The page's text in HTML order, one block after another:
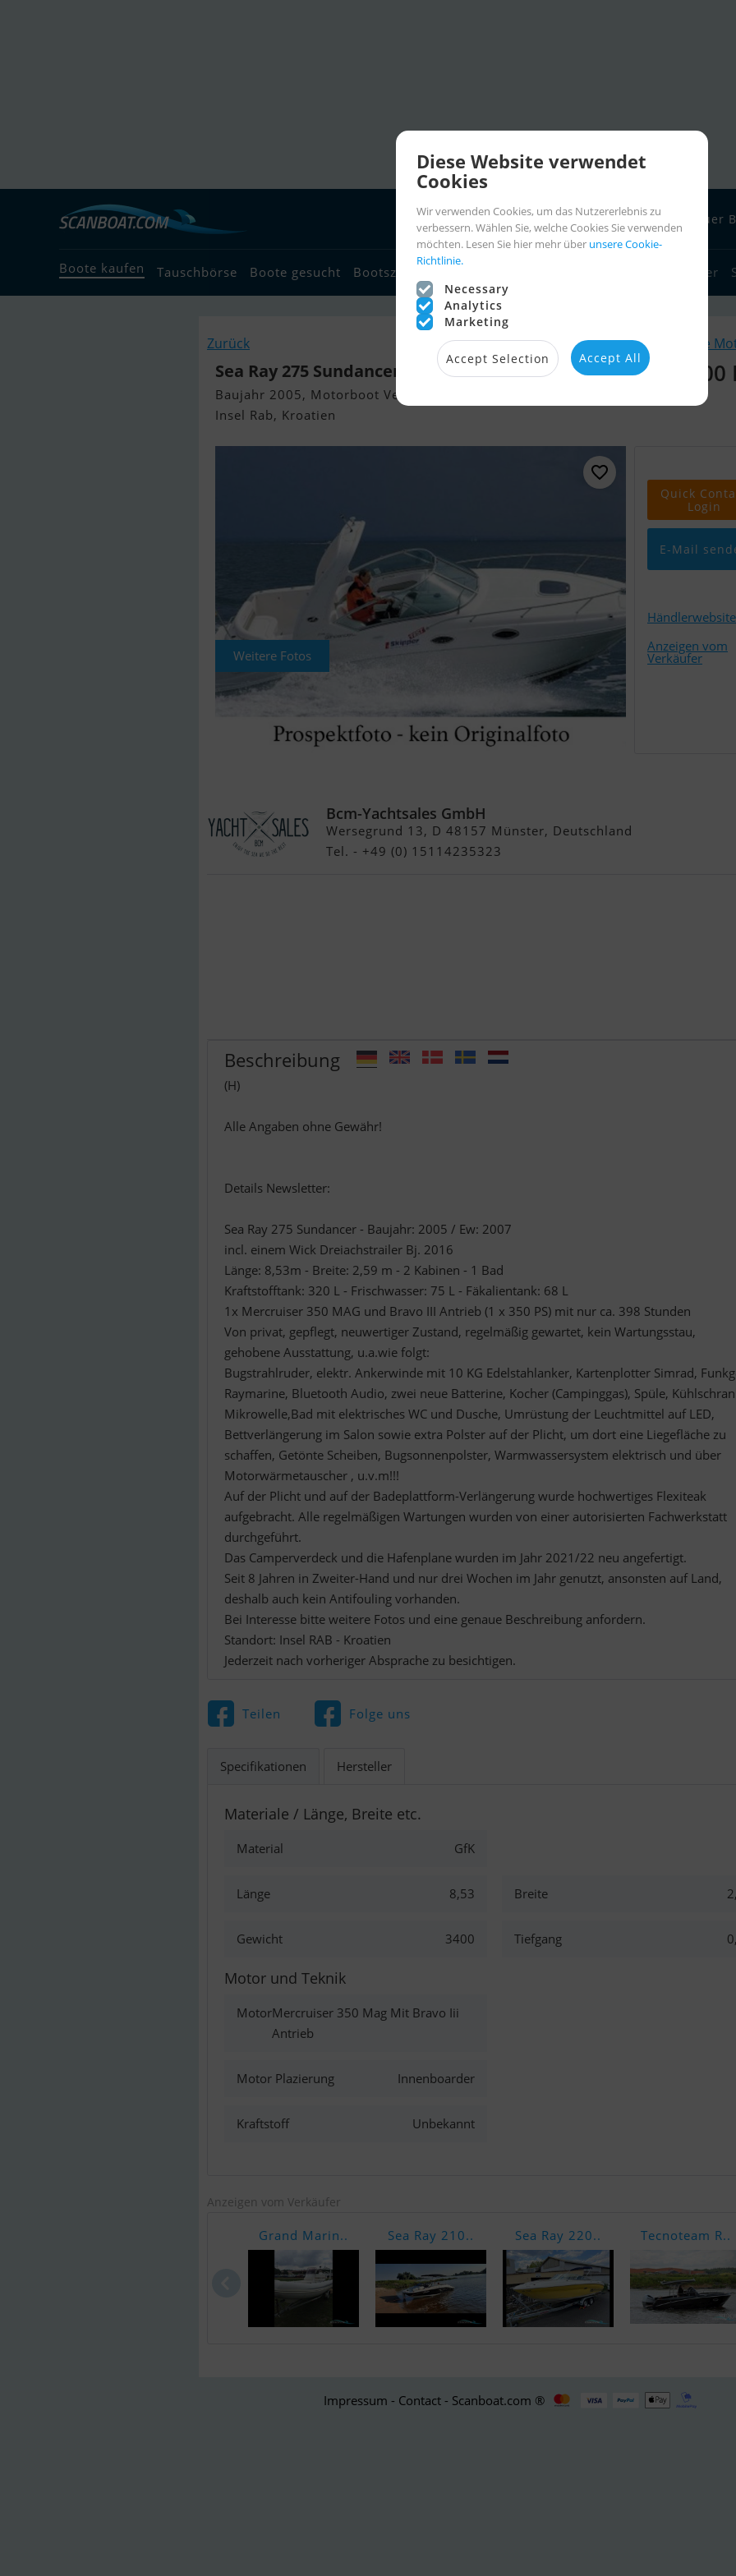
Neuer
Boote kaufen Tauschbörse Boote gesucht Bootszubehör Bootscharter
Zurück Ähnliche
Sea Ray 275 Sundancer
Baujahr 2005, Motorboot Verkaufen
Insel Rab, Kroatien
64.900
Weitere Fotos
Quick
Login
E-Mail
Händlerwebsite
Anzeigen vom
Verkäufer
Bcm-Yachtsales GmbH
Wersegrund 13, D 48157 Münster, Deutschland
Tel. - +49 (0) 15114235323
Beschreibung
(H)
Alle Angaben ohne Gewähr!
Details Newsletter:
Sea Ray 275 Sundancer - Baujahr: 2005 / Ew: 2007
incl. einem Wick Dreiachstrailer Bj. 2016
Länge: 8,53m - Breite: 2,59 m - 2 Kabinen - 1 Bad
Kraftstofftank: 320 L - Frischwasser: 75 L - Fäkalientank: 68 L
1x Mercruiser 350 MAG und Bravo III Antrieb (1 x 350 PS) mit nur ca. 398 Stunden
Von privat, gepflegt, neuwertiger Zustand, regelmäßig gewartet, kein Wartungsstau,
gehobene Ausstattung, u.a.wie folgt:
Bugstrahlruder, elektr. Ankerwinde mit 10 KG Edelstahlanker, Kartenplotter Simrad,
Raymarine, Bluetooth Audio, zwei neue Batterine, Kocher (Campinggas), Spüle,
Mikrowelle,Bad mit elektrisches WC und Dusche, Umrüstung der Leuchtmittel auf LED,
Bettverlängerung im Salon sowie extra Polster auf der Plicht, um dort eine Liegefläche zu
schaffen, Getönte Scheiben, Bugsonnenpolster, Warmwassersystem elektrisch und über
Motorwärmetauscher , u.v.m!!!
Auf der Plicht und auf der Badeplattform-Verlängerung wurde hochwertiges Flexiteak
aufgebracht. Alle regelmäßigen Wartungen wurden von einer autorisierten Fachwerkstatt
durchgeführt.
Das Camperverdeck und die Hafenplane wurden im Jahr 2021/22 neu angefertigt.
Seit 8 Jahren in Zweiter-Hand und nur drei Wochen im Jahr genutzt, ansonsten auf Land,
deshalb auch kein Antifouling vorhanden.
Bei Interesse bitte weitere Fotos und eine genaue Beschreibung anfordern.
Standort: Insel RAB - Kroatien
Jederzeit nach vorheriger Absprache zu besichtigen.
Teilen Folge uns
Specifikationen Hersteller
Materiale / Länge, Breite etc.
Material GfK
Länge 8,53 Breite
Gewicht 3400 Tiefgang
Motor und Teknik
MotorMercruiser 350 Mag Mit Bravo Iii
Antrieb
Motor Plazierung Innenboarder
Kraftstoff Unbekannt
Anzeigen vom Verkäufer
Grand Marin.. Sea Ray 210.. Sea Ray 220.. Tecnoteam R..
Impressum - Contact - Scanboat.com ®
Diese Website verwendet
Cookies
Wir verwenden Cookies, um das Nutzererlebnis zu
verbessern. Wählen Sie, welche Cookies Sie verwenden
möchten. Lesen Sie hier mehr über unsere Cookie-
Richtlinie.
Necessary
Analytics
Marketing
Accept Selection Accept All